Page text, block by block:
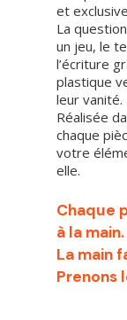
et
La
un jeu, le
l’écriture
plastique
leur vanité.
Réalisée
chaque
votre
elle.
Chaque
à la main.
La main
Prenons